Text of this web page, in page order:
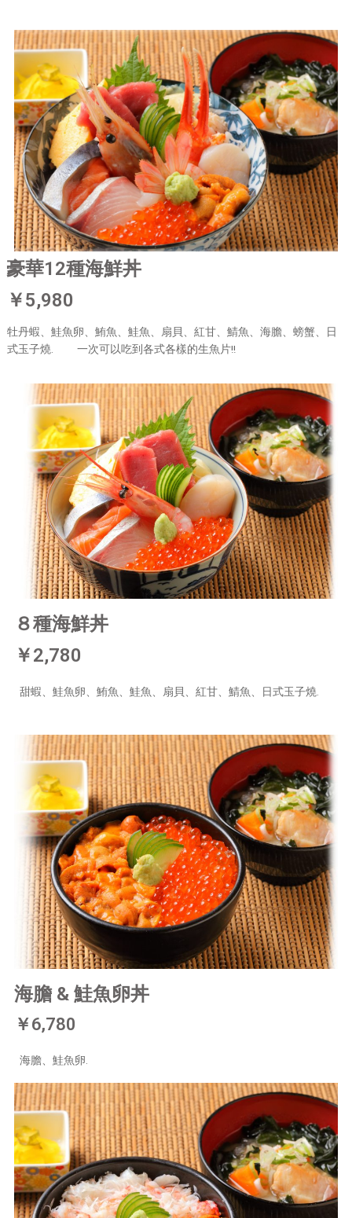
豪華12種海鮮丼
￥5,980
牡丹蝦、鮭魚卵、鮪魚、鮭魚、扇貝、紅甘、鯖魚、海膽、螃蟹、日
式玉子燒. 一次可以吃到各式各樣的生魚片!!
８種海鮮丼
￥2,780
甜蝦、鮭魚卵、鮪魚、鮭魚、扇貝、紅甘、鯖魚、日式玉子燒.
海膽 & 鮭魚卵丼
￥6,780
海膽、鮭魚卵.